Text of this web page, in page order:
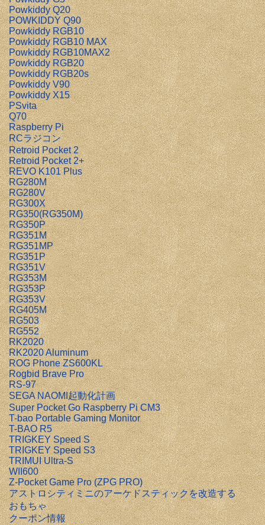
Powkiddy Q20
POWKIDDY Q90
Powkiddy RGB10
Powkiddy RGB10 MAX
Powkiddy RGB10MAX2
Powkiddy RGB20
Powkiddy RGB20s
Powkiddy V90
Powkiddy X15
PSvita
Q70
Raspberry Pi
RCラジコン
Retroid Pocket 2
Retroid Pocket 2+
REVO K101 Plus
RG280M
RG280V
RG300X
RG350(RG350M)
RG350P
RG351M
RG351MP
RG351P
RG351V
RG353M
RG353P
RG353V
RG405M
RG503
RG552
RK2020
RK2020 Aluminum
ROG Phone ZS600KL
Rogbid Brave Pro
RS-97
SEGA NAOMI起動化計画
Super Pocket Go Raspberry Pi CM3
T-bao Portable Gaming Monitor
T-BAO R5
TRIGKEY Speed S
TRIGKEY Speed S3
TRIMUI Ultra-S
WII600
Z-Pocket Game Pro (ZPG PRO)
アストロシティミニのアーケドスティックを改造する
おもちゃ
クーポン情報